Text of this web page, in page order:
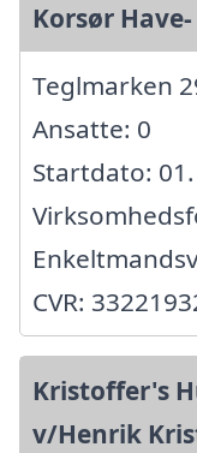
Korsør
Teglmarken
Ansatte: 0
Startdato:
CVR:
Kristoffer's
v/Henrik